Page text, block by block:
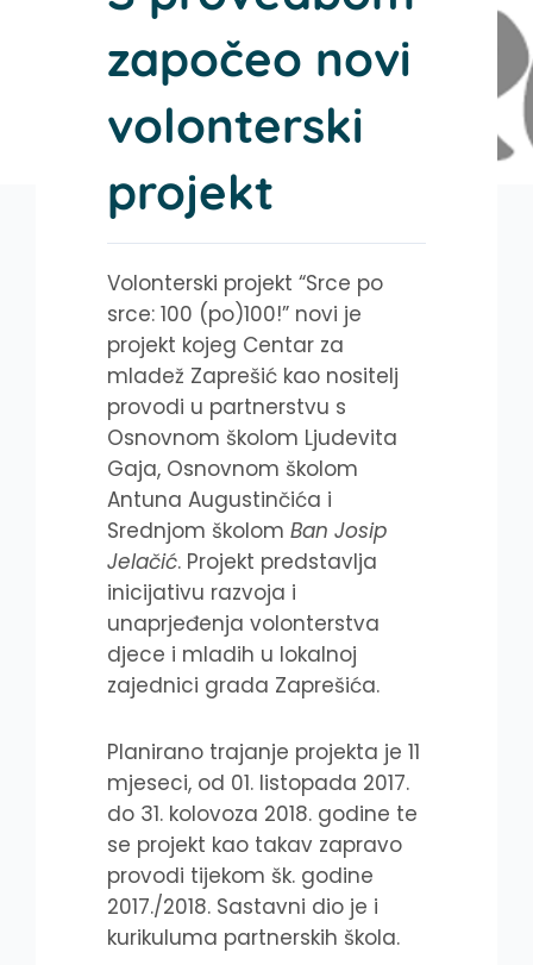
započeo novi
volonterski
projekt
Volonterski projekt “Srce po
srce: 100 (po)100!” novi je
projekt kojeg Centar za
mladež Zaprešić kao nositelj
provodi u partnerstvu s
Osnovnom školom Ljudevita
Gaja, Osnovnom školom
Antuna Augustinčića i
Srednjom školom Ban Josip
Jelačić. Projekt predstavlja
inicijativu razvoja i
unaprjeđenja volonterstva
djece i mladih u lokalnoj
zajednici grada Zaprešića.
Planirano trajanje projekta je 11
mjeseci, od 01. listopada 2017.
do 31. kolovoza 2018. godine te
se projekt kao takav zapravo
provodi tijekom šk. godine
2017./2018. Sastavni dio je i
kurikuluma partnerskih škola.